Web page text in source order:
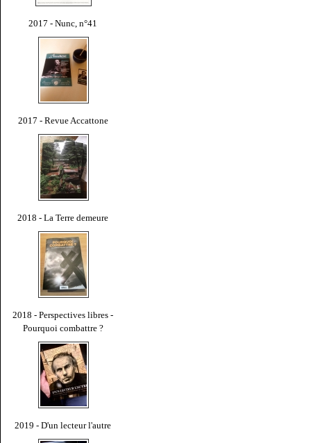
2017 - Nunc, n°41
2017 - Revue Accattone
2018 - La Terre demeure
2018 - Perspectives libres -
Pourquoi combattre ?
2019 - D'un lecteur l'autre